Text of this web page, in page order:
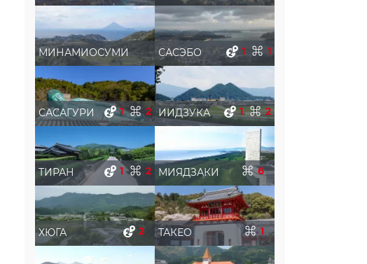
МИНАМИОСУМИ САСЭБО 1 1
САСАГУРИ 1 2 ИИДЗУКА 1 2
ТИРАН 1 2 МИЯДЗАКИ 6
ХЮГА 2 ТАКЕО 1